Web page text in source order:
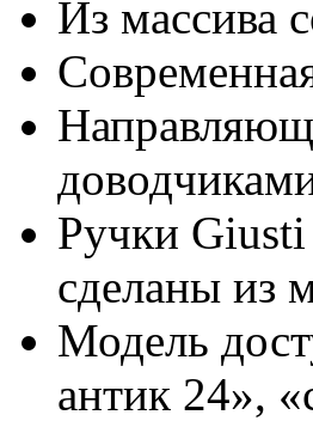
Из массива
Ручки
сделаны из
Модель
антик 24»,